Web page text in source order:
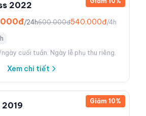
2022
/24h600.000đ540.000đ/4h
cuối tuần. Ngày lễ phụ thu riêng.
Xem chi tiết
Giảm 10%